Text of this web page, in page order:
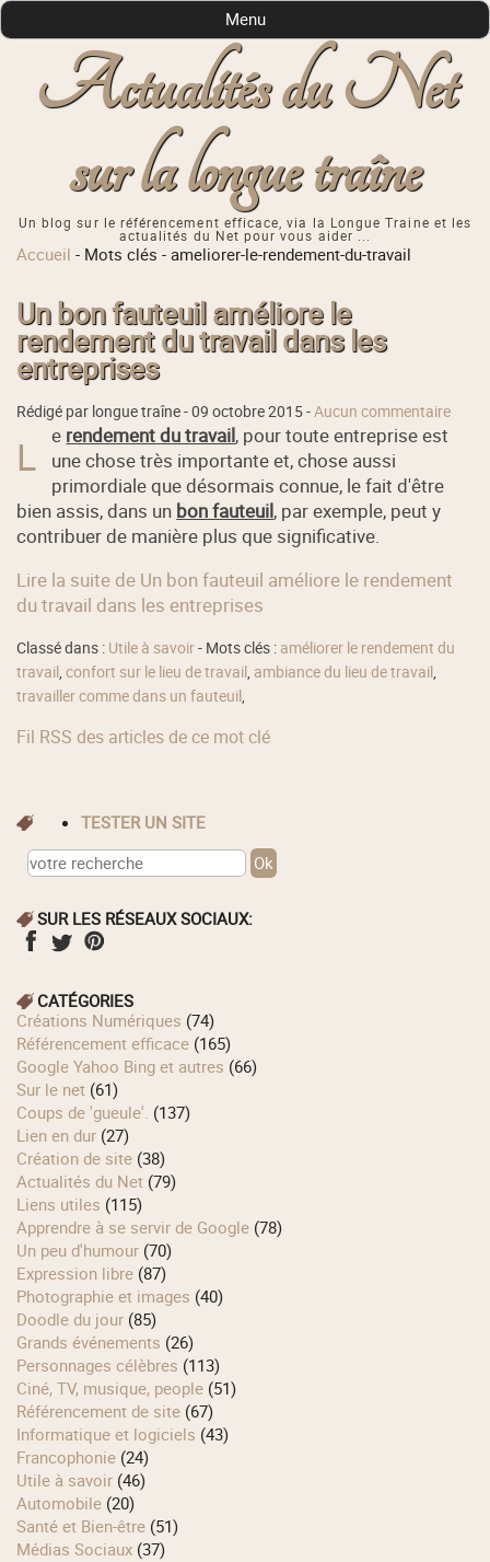
Actualités du Net
sur la longue traîne
Un blog sur le référencement efficace, via la Longue Traine et les
actualités du Net pour vous aider ...
Menu
Accueil - Mots clés -ameliorer-le-rendement-du-travail
Un bon fauteuil améliore le
rendement du travail dans les
entreprises
Rédigé par longue traîne -09 octobre 2015-Aucun commentaire
L e rendement du travail, pour toute entreprise est
une chose très importante et, chose aussi
primordiale que désormais connue, le fait d'être
bien assis, dans un bon fauteuil, par exemple, peut y
contribuer de manière plus que significative.
Lire la suite de Un bon fauteuil améliore le rendement
du travail dans les entreprises
Classé dans : Utile à savoir- Mots clés : améliorer le rendement du
travail ,confort sur le lieu de travail , ambiance du lieu de travail ,
travailler comme dans un fauteuil ,
Fil RSS des articles de ce mot clé
TESTER UN SITE
SUR LES RÉSEAUX SOCIAUX:
CATÉGORIES
Créations Numériques (74)
Référencement efficace (165)
Google Yahoo Bing et autres (66)
Sur le net (61)
Coups de 'gueule'. (137)
Lien en dur (27)
Création de site (38)
Actualités du Net (79)
Liens utiles (115)
Apprendre à se servir de Google (78)
Un peu d'humour (70)
Expression libre (87)
Photographie et images (40)
Doodle du jour (85)
Grands événements (26)
Personnages célèbres (113)
Ciné, TV, musique, people (51)
Référencement de site (67)
Informatique et logiciels (43)
Francophonie (24)
Utile à savoir (46)
Automobile (20)
Santé et Bien-être (51)
Médias Sociaux (37)